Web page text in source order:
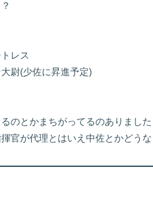
レス
尉(少佐に昇進予定)
のとかまちがってるのありまし
官が代理とはいえ中佐とかどう